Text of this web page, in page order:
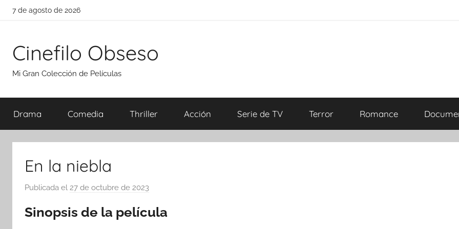
Saltar
7 de agosto de 2026
Cinefilo Obseso
Mi Gran Colección de Películas
Drama Comedia Thriller Acción Serie de TV Terror Romance
En la niebla
Publicada el 27 de octubre de 2023
r
Sinopsis de la película